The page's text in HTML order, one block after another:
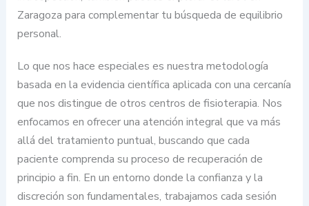
Zaragoza para complementar tu búsqueda de equilibrio
personal.
Lo que nos hace especiales es nuestra metodología
basada en la evidencia científica aplicada con una cercanía
que nos distingue de otros centros de fisioterapia. Nos
enfocamos en ofrecer una atención integral que va más
allá del tratamiento puntual, buscando que cada
paciente comprenda su proceso de recuperación de
principio a fin. En un entorno donde la confianza y la
discreción son fundamentales, trabajamos cada sesión